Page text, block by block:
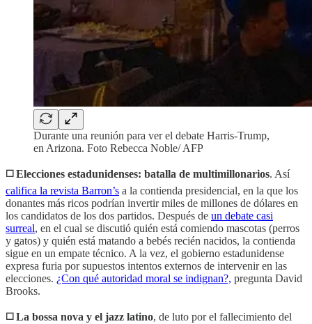
Durante una reunión para ver el debate Harris-Trump,
en Arizona. Foto Rebecca Noble/ AFP
◻️ Elecciones estadunidenses: batalla de multimillonarios. Así
califica la revista Barron’s a la contienda presidencial, en la que los
donantes más ricos podrían invertir miles de millones de dólares en
los candidatos de los dos partidos. Después de un debate casi
surreal, en el cual se discutió quién está comiendo mascotas (perros
y gatos) y quién está matando a bebés recién nacidos, la contienda
sigue en un empate técnico. A la vez, el gobierno estadunidense
expresa furia por supuestos intentos externos de intervenir en las
elecciones. ¿Con qué autoridad moral se indignan?, pregunta David
Brooks.
◻️ La bossa nova y el jazz latino, de luto por el fallecimiento del